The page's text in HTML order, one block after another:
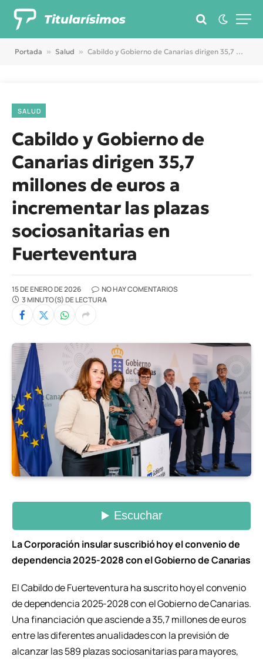
Titularísimos
Portada » Salud » Cabildo y Gobierno de Canarias dirigen 35,7 millones de euros a incrementar las plazas sociosanitarias en Fuerteventura
SALUD
Cabildo y Gobierno de
Canarias dirigen 35,7
millones de euros a
incrementar las plazas
sociosanitarias en
Fuerteventura
15 DE ENERO DE 2026
NO HAY COMENTARIOS
3 MINUTO(S) DE LECTURA
La Corporación insular suscribió hoy el convenio de
dependencia 2025-2028 con el Gobierno de Canarias
El Cabildo de Fuerteventura ha suscrito hoy el convenio
de dependencia 2025-2028 con el Gobierno de Canarias.
Una financiación que asciende a 35,7 millones de euros
entre las diferentes anualidades con la previsión de
alcanzar las 589 plazas sociosanitarias para mayores,